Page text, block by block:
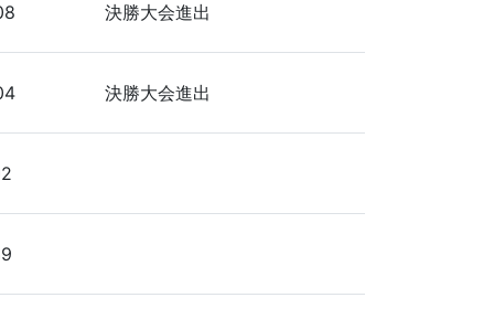
決勝大会進出
決勝大会進出